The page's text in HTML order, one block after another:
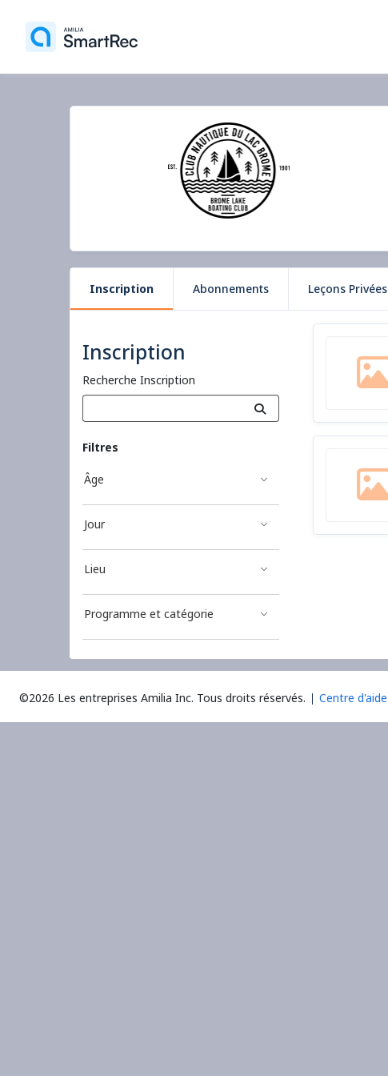
Inscription Abonnements Leçons Privées
Inscription
Recherche Inscription
Filtres
Âge
Jour
Lieu
Programme et catégorie
©2026 Les entreprises Amilia Inc. Tous droits réservés. Centre d'aide